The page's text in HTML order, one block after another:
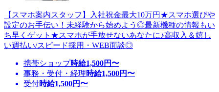
【スマホ案内スタッフ】入社祝金最大10万円★スマホ選びや
設定のお手伝い！未経験から始めよう◎最新機種の情報もい
ち早くゲット★スマホが手放せないあなたに♪高収入＆嬉し
い週払い/スピード採用・WEB面談◎
携帯ショップ時給1,500円〜
事務・受付・経理時給1,500円〜
受付時給1,500円〜